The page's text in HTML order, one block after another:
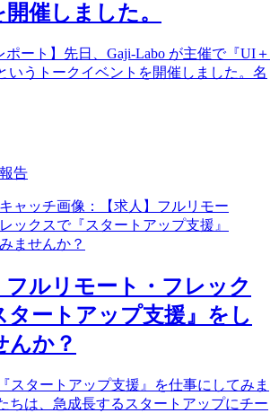
催しました。
ポート】先日、Gaji-Labo が主催で『UI＋
いうトークイベントを開催しました。名
告
フルリモート・フレック
タートアップ支援』をし
んか？
スタートアップ支援』を仕事にしてみま
ちは、急成長するスタートアップにチー